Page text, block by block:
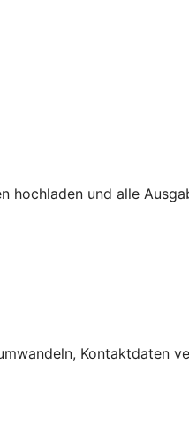
hochladen und alle
Kontaktdaten